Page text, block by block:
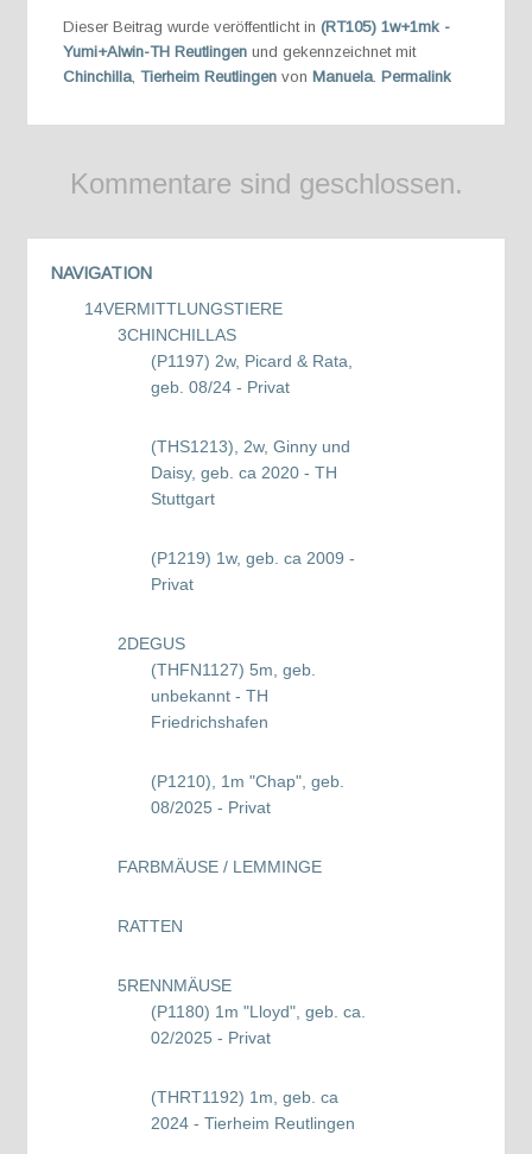
Dieser Beitrag wurde veröffentlicht in(RT105) 1w+1mk -
Yumi+Alwin-TH Reutlingen und gekennzeichnet mit
Chinchilla,Tierheim Reutlingen von Manuela. Permalink
Kommentare sind geschlossen.
NAVIGATION
14VERMITTLUNGSTIERE
3CHINCHILLAS
(P1197) 2w, Picard & Rata,
geb. 08/24 - Privat
(THS1213), 2w, Ginny und
Daisy, geb. ca 2020 - TH
Stuttgart
(P1219) 1w, geb. ca 2009 -
Privat
2DEGUS
(THFN1127) 5m, geb.
unbekannt - TH
Friedrichshafen
(P1210), 1m "Chap", geb.
08/2025 - Privat
FARBMÄUSE / LEMMINGE
RATTEN
5RENNMÄUSE
(P1180) 1m "Lloyd", geb. ca.
02/2025 - Privat
(THRT1192) 1m, geb. ca
2024 - Tierheim Reutlingen